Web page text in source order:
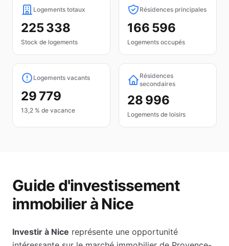
Logements totaux
225 338
Stock de logements
Résidences principales
166 596
Logements occupés
Logements vacants
29 779
13,2 % de vacance
Résidences
secondaires
28 996
Logements de loisirs
Guide d'investissement
immobilier àNice
Investir à Nice représente une opportunité